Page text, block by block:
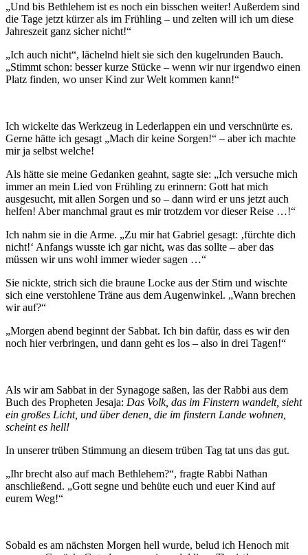
„Und bis Bethlehem ist es noch ein bisschen weiter! Außerdem sind
die Tage jetzt kürzer als im Frühling – und zelten will ich um diese
Jahreszeit ganz sicher nicht!“
„Ich auch nicht“, lächelnd hielt sie sich den kugelrunden Bauch.
„Stimmt schon: besser kurze Stücke – wenn wir nur irgendwo einen
Platz finden, wo unser Kind zur Welt kommen kann!“
Ich wickelte das Werkzeug in Lederlappen ein und verschnürte es.
Gerne hätte ich gesagt „Mach dir keine Sorgen!“ – aber ich machte
mir ja selbst welche!
Als hätte sie meine Gedanken geahnt, sagte sie: „Ich versuche mich
immer an mein Lied von Frühling zu erinnern: Gott hat mich
ausgesucht, mit allen Sorgen und so – dann wird er uns jetzt auch
helfen! Aber manchmal graut es mir trotzdem vor dieser Reise …!“
Ich nahm sie in die Arme. „Zu mir hat Gabriel gesagt: ‚fürchte dich
nicht!‘ Anfangs wusste ich gar nicht, was das sollte – aber das
müssen wir uns wohl immer wieder sagen …“
Sie nickte, strich sich die braune Locke aus der Stirn und wischte
sich eine verstohlene Träne aus dem Augenwinkel. „Wann brechen
wir auf?“
„Morgen abend beginnt der Sabbat. Ich bin dafür, dass es wir den
noch hier verbringen, und dann geht es los – also in drei Tagen!“
Als wir am Sabbat in der Synagoge saßen, las der Rabbi aus dem
Buch des Propheten Jesaja: Das Volk, das im Finstern wandelt, sieht
ein großes Licht, und über denen, die im finstern Lande wohnen,
scheint es hell!
In unserer trüben Stimmung an diesem trüben Tag tat uns das gut.
„Ihr brecht also auf mach Bethlehem?“, fragte Rabbi Nathan
anschließend. „Gott segne und behüte euch und euer Kind auf
eurem Weg!“
Sobald es am nächsten Morgen hell wurde, belud ich Henoch mit